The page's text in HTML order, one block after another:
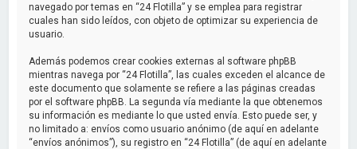
navegado por temas en “24 Flotilla” y se emplea para registrar
cuales han sido leídos, con objeto de optimizar su experiencia de
usuario.
Además podemos crear cookies externas al software phpBB
mientras navega por “24 Flotilla”, las cuales exceden el alcance de
este documento que solamente se refiere a las páginas creadas
por el software phpBB. La segunda vía mediante la que obtenemos
su información es mediante lo que usted envía. Esto puede ser, y
no limitado a: envíos como usuario anónimo (de aquí en adelante
“envíos anónimos”), su registro en “24 Flotilla” (de aquí en adelante